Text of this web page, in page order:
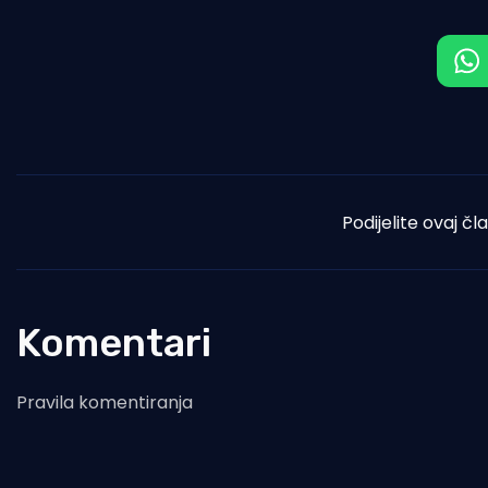
Podijelite ovaj
Komentari
Pravila komentiranja